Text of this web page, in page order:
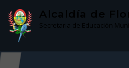
content
Alcaldía de
Secretaria de Educación